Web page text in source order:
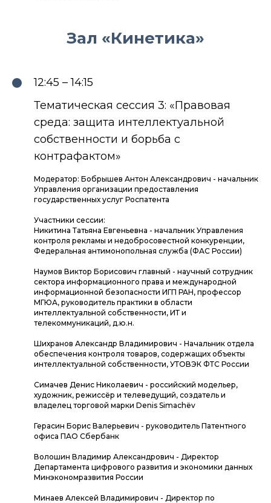
Зал «Кинетика»
12:45 – 14:15
Тематическая сессия 3: «Правовая
среда: защита интеллектуальной
собственности и борьба с
контрафактом»
Модератор: Бобрышев Антон Александрович - начальник
Управления организации предоставления
государственных услуг Роспатента
Участники сессии:
Никитина Татьяна Евгеньевна - начальник Управления
контроля рекламы и недобросовестной конкуренции,
Федеральная антимонопольная служба (ФАС России)
Наумов Виктор Борисович главный - научный сотрудник
сектора информационного права и международной
информационной безопасности ИГП РАН, профессор
МГЮА, руководитель практики в области
интеллектуальной собственности, ИТ и
телекоммуникаций, д.ю.н.
Шихранов Александр Владимирович - Начальник отдела
обеспечения контроля товаров, содержащих объекты
интеллектуальной собственности, УТОВЭК ФТС России
Симачев Денис Николаевич - российский модельер,
художник, режиссёр и телеведущий, создатель и
владелец торговой марки Denis Simachёv
Герасин Борис Валерьевич - руководитель Патентного
офиса ПАО Сбербанк
Волошин Владимир Александрович - Директор
Департамента цифрового развития и экономики данных
Минэкономразвития России
Минаев Алексей Владимирович - Директор по